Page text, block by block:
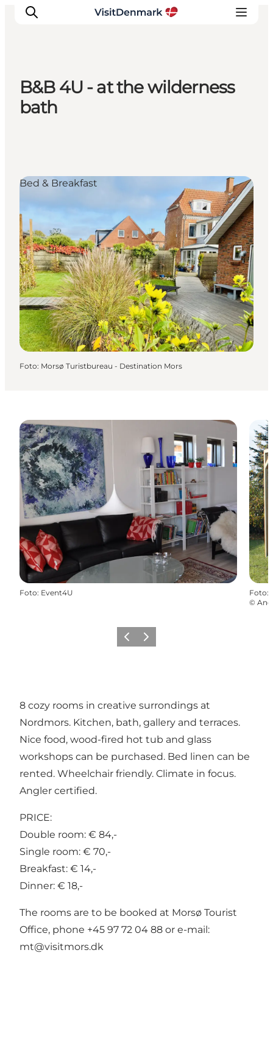
Inspiratie
B&B 4U - at the wilderness
bath
Bed & Breakfast
Foto: Morsø Turistbureau - Destination Mors
Foto: Event4U Foto:
©
Vorige Volgende
8 cozy rooms in creative surrondings at
Nordmors. Kitchen, bath, gallery and terraces.
Nice food, wood-fired hot tub and glass
workshops can be purchased. Bed linen can be
rented. Wheelchair friendly. Climate in focus.
Angler certified.
PRICE:
Double room: € 84,-
Single room: € 70,-
Breakfast: € 14,-
Dinner: € 18,-
The rooms are to be booked at Morsø Tourist
Office, phone +45 97 72 04 88 or e-mail:
mt@visitmors.dk